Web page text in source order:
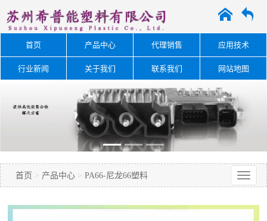
A O
首页 产品中心 代理销售 应用技术
行业新闻 关于我们 联系我们 网站地图
首页 > 产品中心 > PA66-尼龙66塑料